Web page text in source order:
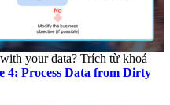
your data? Trích từ khoá
4: Process Data from Dirty